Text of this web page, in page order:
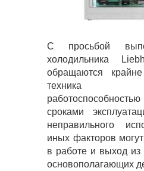
С просьбой
холодильника
обращаются
техника
сроками
неправильного
иных факторов
в работе и выход из
основополагающих